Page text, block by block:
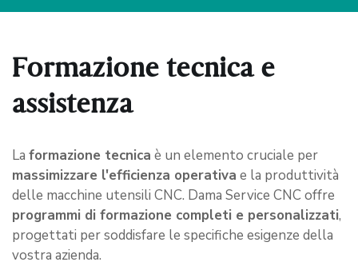
Formazione tecnica e
assistenza
La formazione tecnica è un elemento cruciale per
massimizzare l'efficienza operativa e la produttività
delle macchine utensili CNC. Dama Service CNC offre
programmi di formazione completi e personalizzati,
progettati per soddisfare le specifiche esigenze della
vostra azienda.